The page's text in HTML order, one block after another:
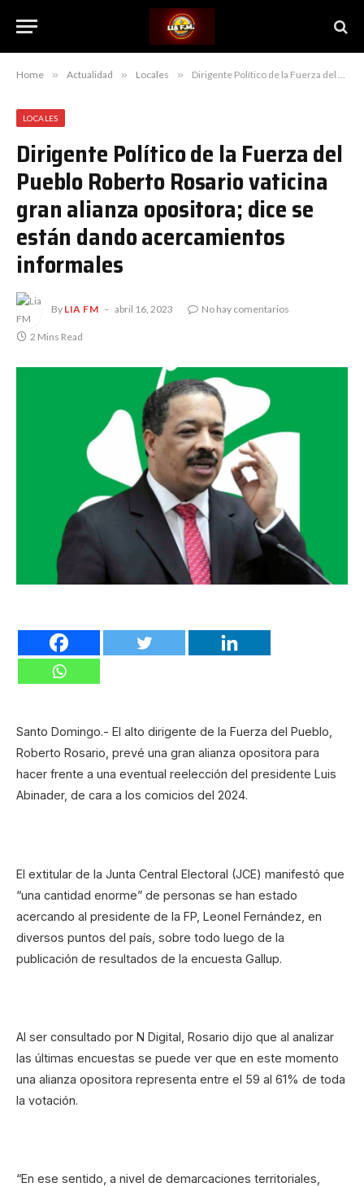
Home » Actualidad » Locales » Dirigente Político de la Fuerza del Pueblo Roberto Rosario vaticina gran alianza opositora; dice se están dando acercamientos informales
LOCALES
Dirigente Político de la Fuerza del
Pueblo Roberto Rosario vaticina
gran alianza opositora; dice se
están dando acercamientos
informales
By LIA FM abril 16, 2023 No hay comentarios
2 Mins Read
Santo Domingo.- El alto dirigente de la Fuerza del Pueblo,
Roberto Rosario, prevé una gran alianza opositora para
hacer frente a una eventual reelección del presidente Luis
Abinader, de cara a los comicios del 2024.
El extitular de la Junta Central Electoral (JCE) manifestó que
“una cantidad enorme” de personas se han estado
acercando al presidente de la FP, Leonel Fernández, en
diversos puntos del país, sobre todo luego de la
publicación de resultados de la encuesta Gallup.
Al ser consultado por N Digital, Rosario dijo que al analizar
las últimas encuestas se puede ver que en este momento
una alianza opositora representa entre el 59 al 61% de toda
la votación.
“En ese sentido, a nivel de demarcaciones territoriales,